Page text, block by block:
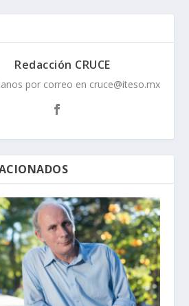
Redacción CRUCE
por correo en cruce@iteso.mx